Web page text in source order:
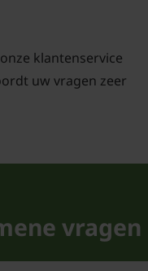
afkomstig is van het
benamingen zijn
aanvulling voor
Zonnige
klantenservice
uw vragen zeer
vragen